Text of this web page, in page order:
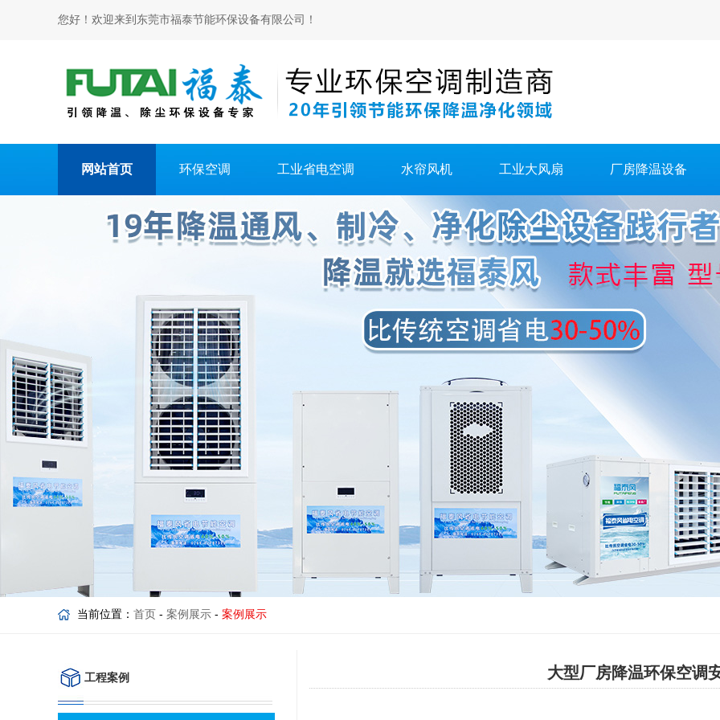
您好！欢迎来到东莞市福泰节能环保设备有限公司！
网站首页 环保空调 工业省电空调 水帘风机 工业大风扇 厂房降温设备
当前位置： 首页 - 案例展示 - 案例展示
大型厂房降温环保空调
工程案例